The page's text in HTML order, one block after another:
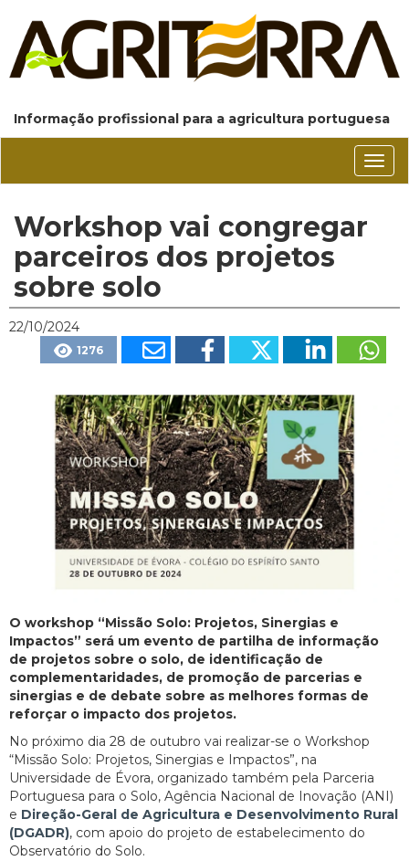
Informação profissional para a agricultura portuguesa
Workshop vai congregar
parceiros dos projetos
sobre solo
22/10/2024
1276
O workshop “Missão Solo: Projetos, Sinergias e
Impactos” será um evento de partilha de informação
de projetos sobre o solo, de identificação de
complementaridades, de promoção de parcerias e
sinergias e de debate sobre as melhores formas de
reforçar o impacto dos projetos.
No próximo dia 28 de outubro vai realizar-se o Workshop
“Missão Solo: Projetos, Sinergias e Impactos”, na
Universidade de Évora, organizado também pela Parceria
Portuguesa para o Solo, Agência Nacional de Inovação (ANI)
e Direção-Geral de Agricultura e Desenvolvimento Rural
(DGADR), com apoio do projeto de estabelecimento do
Observatório do Solo.